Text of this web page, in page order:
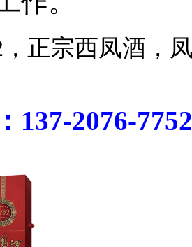
，正宗西凤酒
137-2076-7752